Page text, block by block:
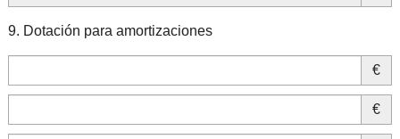
9. Dotación para amortizaciones
€
€